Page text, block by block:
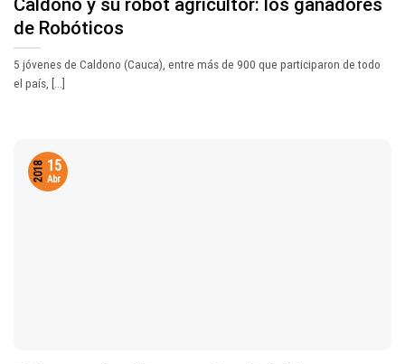
de Robóticos
5 jóvenes de Caldono (Cauca), entre más de 900 que participaron de todo
el país, [...]
15
Abr
2018